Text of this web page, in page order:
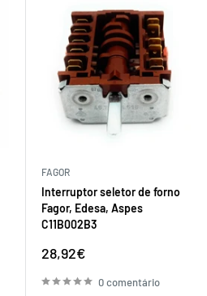
FAGOR
Interruptor seletor de forno
Fagor, Edesa, Aspes
C11B002B3
Preço
venda
28,92€
0 comentário